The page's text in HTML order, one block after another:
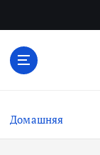
с
Домашняя